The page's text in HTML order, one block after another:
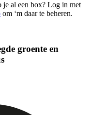
je al een box? Log in met
om ‘m daar te beheren.
groente en